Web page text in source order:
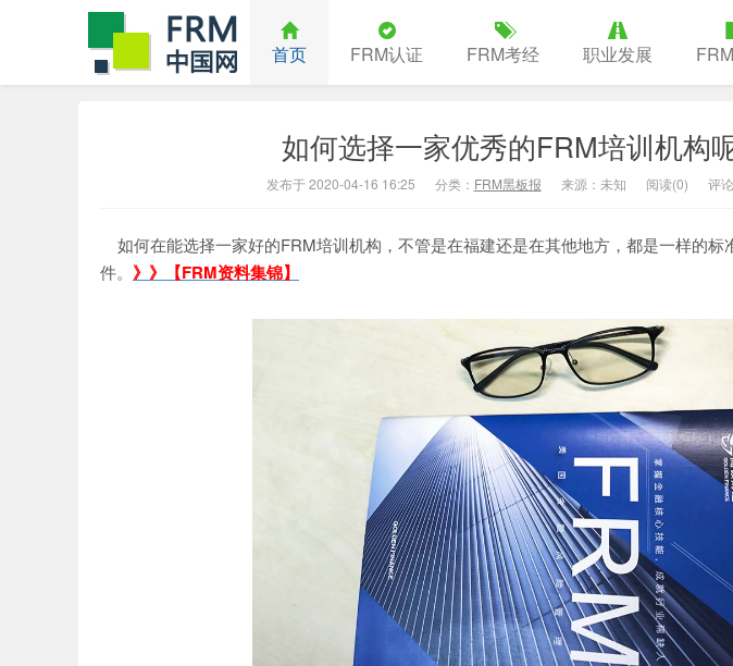
首页 FRM认证 FRM考经 职业发展
如何选择一家优秀的FRM培训机构
发布于 2020-04-16 16:25 分类： FRM黑板报 来源：未知 阅读(0) 评
如何在能选择一家好的FRM培训机构，不管是在福建还是在其他地方，都是一样的标
件。 》》【FRM资料集锦】